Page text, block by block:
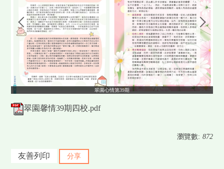
翠園心情第39期
翠園馨情39期四校.pdf
瀏覽數: 872
友善列印 分享